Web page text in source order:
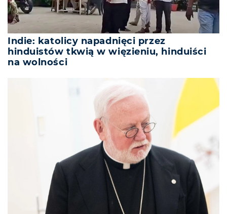
Indie: katolicy napadnięci przez
hinduistów tkwią w więzieniu, hinduiści
na wolności